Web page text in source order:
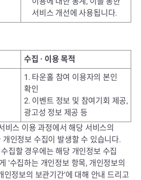
서비스 개선에 사용됩니다.
수집 · 이용 목적
1. 타운홀 참여 이용자의 본인
확인
2. 이벤트 정보 및 참여기회 제공,
광고성 정보 제공 등
스 이용 과정에서 해당 서비스의
개인정보 수집이 발생할 수 있습니다.
집할 경우에는 해당 개인정보 수집
'수집하는 개인정보 항목, 개인정보의
인정보의 보관기간'에 대해 안내 드리고